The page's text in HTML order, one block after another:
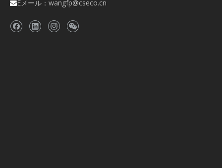
Eメール： wangfp@cseco.cn